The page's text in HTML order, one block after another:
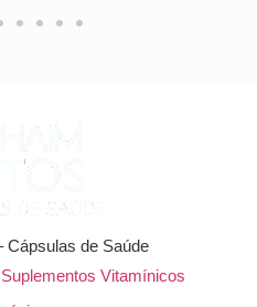
Cápsulas de Saúde
Suplementos Vitamínicos